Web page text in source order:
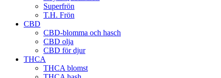
Superfrön
T.H. Frön
CBD
CBD-blomma och hasch
CBD olja
CBD för djur
THCA
THCA blomst